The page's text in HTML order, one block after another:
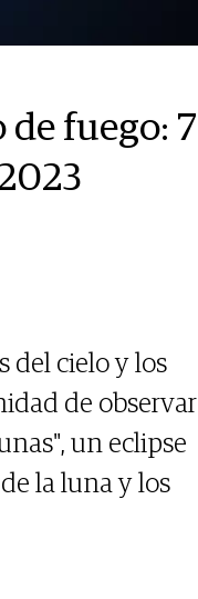
fuego: 7
del cielo y los
de observar
un eclipse
la luna y los